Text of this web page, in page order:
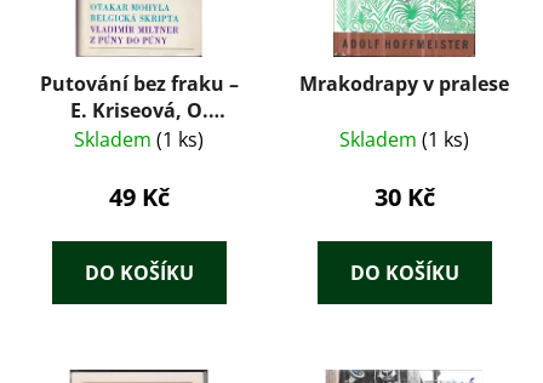
Putování bez fraku –
E. Kriseová, O.
Mohyla, V. Miltner
Skladem (1 ks)
49 Kč
DO KOŠÍKU
Mrakodrapy v pralese
Skladem (1 ks)
30 Kč
DO KOŠÍKU